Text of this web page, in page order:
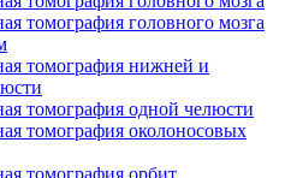
томография головного мозга
томография нижней и
томография одной челюсти
томография околоносовых
томография орбит